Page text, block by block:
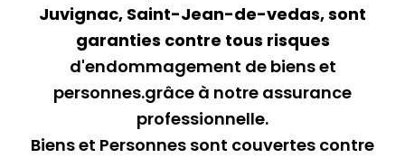
Juvignac, Saint-Jean-de-vedas, sont
garanties contre tous risques
d'endommagement de biens et
personnes.grâce à notre assurance
professionnelle.
Biens et Personnes sont couvertes contre